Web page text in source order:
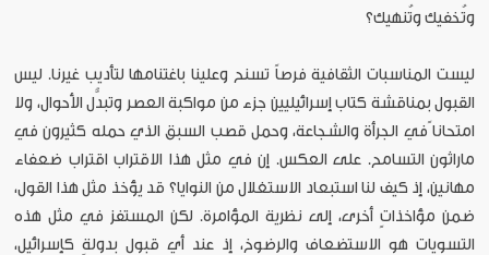
وتُخفيك وتُنهيك؟
ليست المناسبات الثقافية فرصاً تسنح وعلينا باغتنامها لتأديب غيرنا. ليس
القبول بمناقشة كتاب إسرائيليين جزء من مواكبة العصر وتبدُّل الأحوال، ولا
امتحانا ًفي الجرأة والشجاعة، وحمل قصب السبق الذي حمله كثيرون في
ماراثون التسامح. على العكس. إن في مثل هذا الاقتراب اقتراب ضعفاء
مهانين، إذ كيف لنا استبعاد الاستغلال من النوايا؟ قد يؤخذ مثل هذا القول،
ضمن مؤاخذاتٍ أخرى، إلى نظرية المؤامرة. لكن المستفز في مثل هذه
التسويات هو الاستضعاف والرضوخ، إذ عند أي قبول بدولةٍ كإسرائيل،